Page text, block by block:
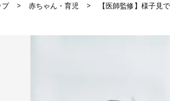
プ 赤ちゃん・育児 【医師監修】様子見